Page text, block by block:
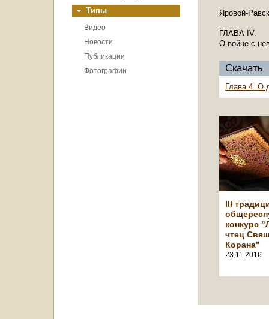
Типы
Видео
Новости
Публикации
Фотографии
Яровой-
ГЛАВА IV.
О войне с
Скачать
Глава 4. О
III
конкурс
чтец
Корана"
23.11.2016